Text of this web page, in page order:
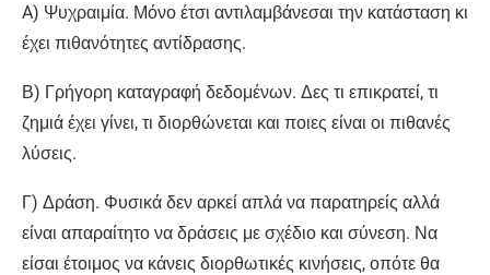
A) Ψυχραιμία. Μόνο έτσι αντιλαμβάνεσαι την κατάσταση κι
έχει πιθανότητες αντίδρασης.
Β) Γρήγορη καταγραφή δεδομένων. Δες τι επικρατεί, τι
ζημιά έχει γίνει, τι διορθώνεται και ποιες είναι οι πιθανές
λύσεις.
Γ) Δράση. Φυσικά δεν αρκεί απλά να παρατηρείς αλλά
είναι απαραίτητο να δράσεις με σχέδιο και σύνεση. Να
είσαι έτοιμος να κάνεις διορθωτικές κινήσεις, οπότε θα